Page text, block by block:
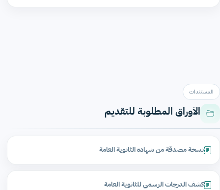
المستندات
الأوراق المطلوبة للتقديم
نسخة مصدقة من شهادة الثانوية العامة
كشف الدرجات الرسمي للثانوية العامة